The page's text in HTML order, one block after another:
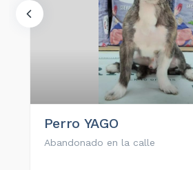
Perro YAGO
Abandonado en la calle